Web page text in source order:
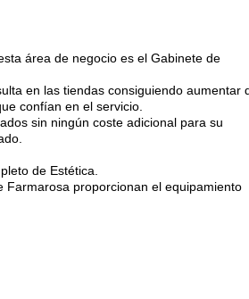
área de negocio es el Gabinete de
en las tiendas consiguiendo aumentar
confían en el servicio.
sin ningún coste adicional para su
de Estética.
Farmarosa proporcionan el equipamiento